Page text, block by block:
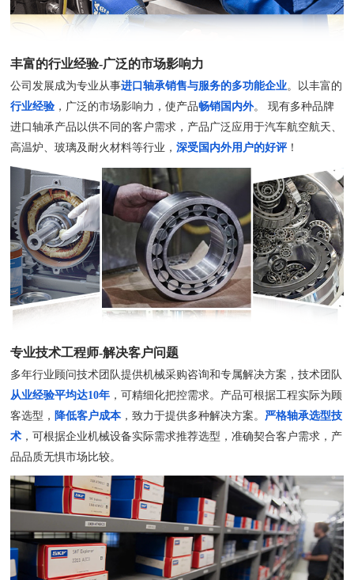
丰富的行业经验-广泛的市场影响力
公司发展成为专业从事进口轴承销售与服务的多功能企业。以丰富的
行业经验 ，广泛的市场影响力，使产品畅销国内外。 现有多种品牌
进口轴承产品以供不同的客户需求，产品广泛应用于汽车航空航天、
高温炉、玻璃及耐火材料等行业，深受国内外用户的好评！
专业技术工程师-解决客户问题
多年行业顾问技术团队提供机械采购咨询和专属解决方案，技术团队
从业经验平均达10年 ，可精细化把控需求。产品可根据工程实际为顾
客选型， 降低客户成本，致力于提供多种解决方案。 严格轴承选型技
术 ，可根据企业机械设备实际需求推荐选型，准确契合客户需求，产
品品质无惧市场比较。